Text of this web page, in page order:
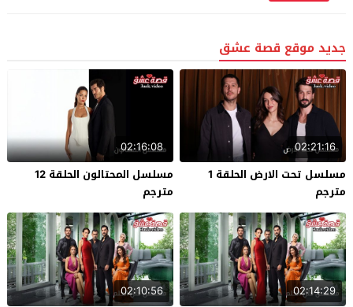
جديد موقع قصة عشق
02:21:16
مسلسل تحت الارض الحلقة 1
مترجم
02:16:08
مسلسل المحتالون الحلقة 12
مترجم
02:14:29
02:10:56